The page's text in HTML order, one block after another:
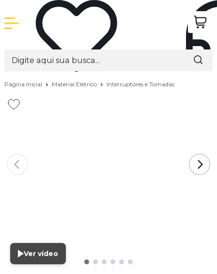
Página Inicial Material Elétrico Interruptores e Tomadas
Ver vídeo